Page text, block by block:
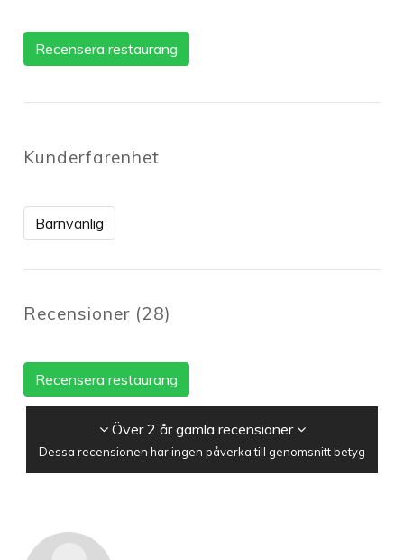
Recensera restaurang
Kunderfarenhet
Barnvänlig
Recensioner (28)
Recensera restaurang
Över 2 år gamla recensioner
Dessa recensionen har ingen påverka till genomsnitt betyg